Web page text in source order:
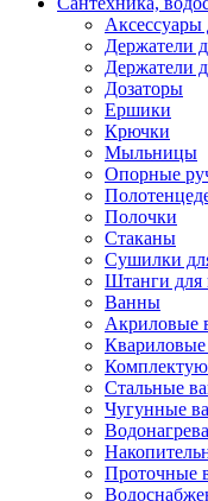
Держатели
Держатели
Дозаторы
Ершики
Крючки
Мыльницы
Опорные
Полочки
Стаканы
Сушилки
Штанги для
Ванны
Акриловые
Стальные
Чугунные
Проточные